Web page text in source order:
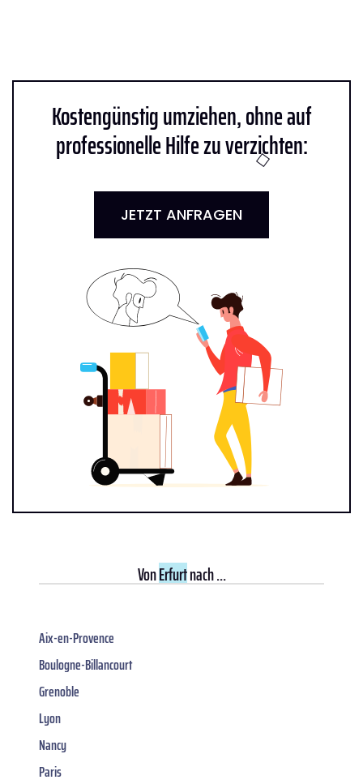
Kostengünstig umziehen, ohne auf
professionelle Hilfe zu verzichten:
JETZT ANFRAGEN
VonErfurtnach ...
Aix-en-Provence
Boulogne-Billancourt
Grenoble
Lyon
Nancy
Paris